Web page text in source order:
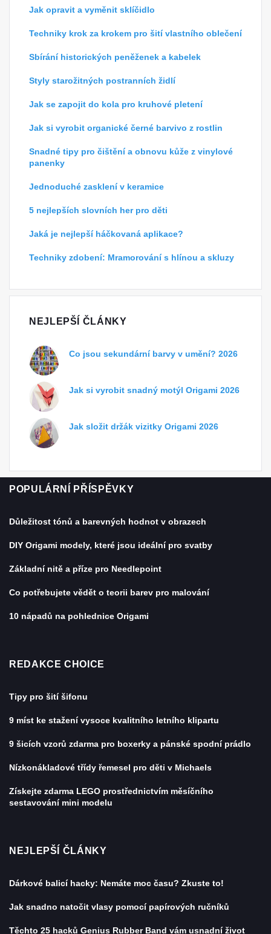
Jak opravit a vyměnit sklíčidlo
Techniky krok za krokem pro šití vlastního oblečení
Sbírání historických peněženek a kabelek
Styly starožitných postranních židlí
Jak se zapojit do kola pro kruhové pletení
Jak si vyrobit organické černé barvivo z rostlin
Snadné tipy pro čištění a obnovu kůže z vinylové
panenky
Jednoduché zasklení v keramice
5 nejlepších slovních her pro děti
Jaká je nejlepší háčkovaná aplikace?
Techniky zdobení: Mramorování s hlínou a skluzy
NEJLEPŠÍ ČLÁNKY
Co jsou sekundární barvy v umění? 2026
Jak si vyrobit snadný motýl Origami 2026
Jak složit držák vizitky Origami 2026
POPULÁRNÍ PŘÍSPĚVKY
Důležitost tónů a barevných hodnot v obrazech
DIY Origami modely, které jsou ideální pro svatby
Základní nitě a příze pro Needlepoint
Co potřebujete vědět o teorii barev pro malování
10 nápadů na pohlednice Origami
REDAKCE CHOICE
Tipy pro šití šifonu
9 míst ke stažení vysoce kvalitního letního klipartu
9 šicích vzorů zdarma pro boxerky a pánské spodní prádlo
Nízkonákladové třídy řemesel pro děti v Michaels
Získejte zdarma LEGO prostřednictvím měsíčního
sestavování mini modelu
NEJLEPŠÍ ČLÁNKY
Dárkové balicí hacky: Nemáte moc času? Zkuste to!
Jak snadno natočit vlasy pomocí papírových ručníků
Těchto 25 hacků Genius Rubber Band vám usnadní život